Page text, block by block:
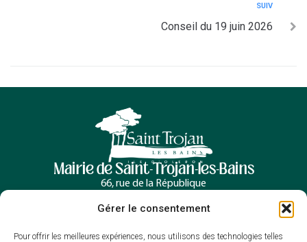
Gérer le consentement
Pour offrir les meilleures expériences, nous utilisons des technologies telles
SUIV
Conseil du 19 juin 2026
Mairie de Saint-Trojan-les-Bains
66, rue de la République
17370 Saint-Trojan-les-Bains
Contacter la mairie